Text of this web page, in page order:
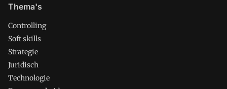
Thema's
Controlling
Soft skills
Strategie
Juridisch
Technologie